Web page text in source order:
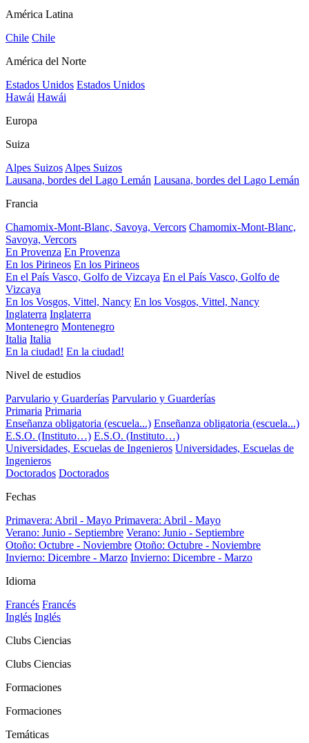
América Latina
Chile Chile
América del Norte
Estados Unidos Estados Unidos
Hawái Hawái
Europa
Suiza
Alpes Suizos Alpes Suizos
Lausana, bordes del Lago Lemán Lausana, bordes del Lago Lemán
Francia
Chamomix-Mont-Blanc, Savoya, Vercors Chamomix-Mont-Blanc,
Savoya, Vercors
En Provenza En Provenza
En los Pirineos En los Pirineos
En el País Vasco, Golfo de Vizcaya En el País Vasco, Golfo de
Vizcaya
En los Vosgos, Vittel, Nancy En los Vosgos, Vittel, Nancy
Inglaterra Inglaterra
Montenegro Montenegro
Italia Italia
En la ciudad! En la ciudad!
Nivel de estudios
Parvulario y Guarderías Parvulario y Guarderías
Primaria Primaria
Enseñanza obligatoria (escuela...) Enseñanza obligatoria (escuela...)
E.S.O. (Instituto…) E.S.O. (Instituto…)
Universidades, Escuelas de Ingenieros Universidades, Escuelas de
Ingenieros
Doctorados Doctorados
Fechas
Primavera: Abril - Mayo Primavera: Abril - Mayo
Verano: Junio - Septiembre Verano: Junio - Septiembre
Otoño: Octubre - Noviembre Otoño: Octubre - Noviembre
Invierno: Dicembre - Marzo Invierno: Dicembre - Marzo
Idioma
Francés Francés
Inglés Inglés
Clubs Ciencias
Clubs Ciencias
Formaciones
Formaciones
Temáticas